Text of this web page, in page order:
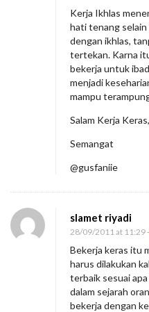
Kerja Ikhlas
hati tenang
dengan ikhlas,
tertekan. Karna
bekerja untuk
menjadi
mampu
Salam Kerja
Semangat
@gusfaniie
slamet riyadi
28/09/2011 at 11:29
Bekerja keras itu
harus dilakukan
terbaik sesuai
dalam sejarah
bekerja dengan